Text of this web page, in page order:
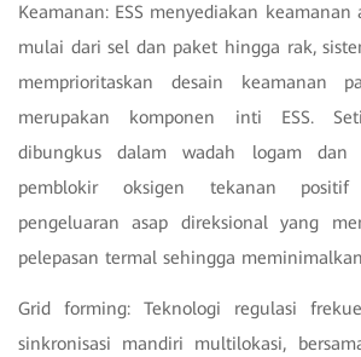
Keamanan: ESS menyediakan
mulai dari sel dan paket hingga rak,
memprioritaskan desain keamanan
merupakan komponen inti ESS.
dibungkus dalam wadah logam dan
pemblokir oksigen tekanan
pengeluaran asap direksional yang
pelepasan termal sehingga
Grid forming: Teknologi regulasi
sinkronisasi mandiri multilokasi,